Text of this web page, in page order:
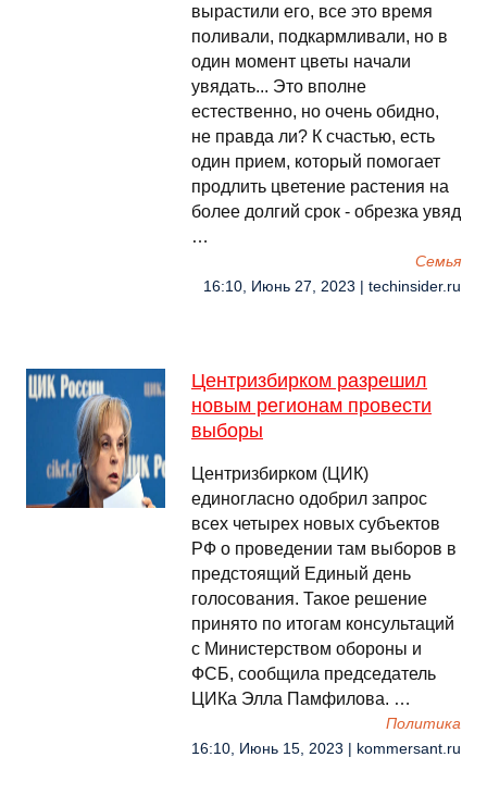
вырастили его, все это время
поливали, подкармливали, но в
один момент цветы начали
увядать... Это вполне
естественно, но очень обидно,
не правда ли? К счастью, есть
один прием, который помогает
продлить цветение растения на
более долгий срок - обрезка увяд
…
Семья
16:10, Июнь 27, 2023 | techinsider.ru
Центризбирком разрешил
новым регионам провести
выборы
Центризбирком (ЦИК)
единогласно одобрил запрос
всех четырех новых субъектов
РФ о проведении там выборов в
предстоящий Единый день
голосования. Такое решение
принято по итогам консультаций
с Министерством обороны и
ФСБ, сообщила председатель
ЦИКа Элла Памфилова. …
Политика
16:10, Июнь 15, 2023 | kommersant.ru